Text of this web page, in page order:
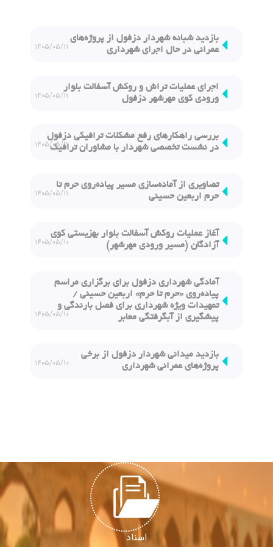
بازدید شبانه شهردار دزفول از پروژه‌های
عمرانی در حال اجرای شهرداری
۱۴۰۵/۰۵/۱۱
اجرای عملیات تراش و روكش آسفالت بلوار
ورودی كوی مهرشهر دزفول
۱۴۰۵/۰۵/۱۱
بررسی راهكارهای رفع مشكلات ترافیكی دزفول
در نشست تخصصی شهردار با مشاوران ترافیك
۱۴۰۵/۰۵/۱۱
تصاویری از آماده‌سازی مسیر پیاده‌روی حرم تا
حرم اربعین حسینی
۱۴۰۵/۰۵/۱۱
آغاز عملیات روكش آسفالت بلوار بهزیستی كوی
آزادگان (مسیر ورودی مهرشهر)
۱۴۰۵/۰۵/۱۰
آمادگی شهرداری دزفول برای برگزاری مراسم
پیاده‌روی «حرم تا حرم» اربعین حسینی /
تمهیدات ویژه شهرداری برای فصل بارندگی و
پیشگیری از آبگرفتگی معابر
۱۴۰۵/۰۵/۱۰
بازدید میدانی شهردار دزفول از برخی
پروژه‌های عمرانی شهرداری
۱۴۰۵/۰۵/۱۰
اسناد پژوهش